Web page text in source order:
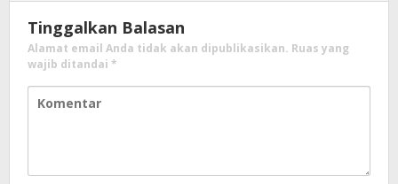
Tinggalkan Balasan
Alamat email Anda tidak akan dipublikasikan. Ruas yang
wajib ditandai *